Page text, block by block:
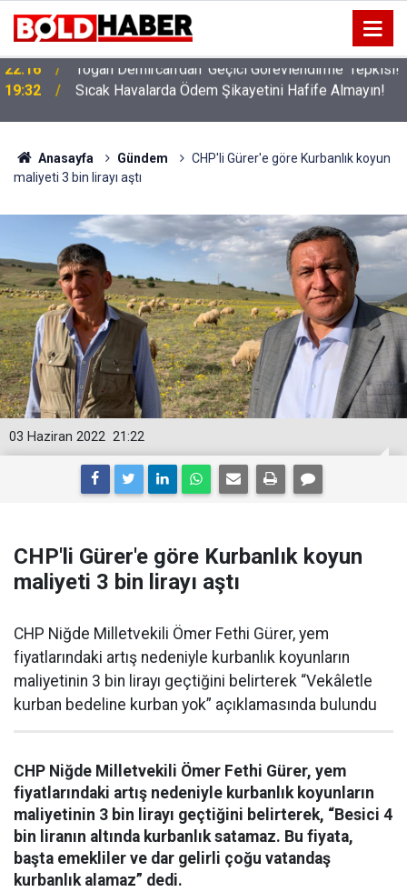
19:32 Sıcak Havalarda Ödem Şikayetini Hafife Almayın!
Anasayfa Gündem
CHP'li Gürer'e göre Kurbanlık koyun
maliyeti 3 bin lirayı aştı
21:22
03 Haziran 2022
CHP'li Gürer'e göre Kurbanlık koyun
maliyeti 3 bin lirayı aştı
CHP Niğde Milletvekili Ömer Fethi Gürer, yem
fiyatlarındaki artış nedeniyle kurbanlık koyunların
maliyetinin 3 bin lirayı geçtiğini belirterek “Vekâletle
kurban bedeline kurban yok” açıklamasında bulundu
CHP Niğde Milletvekili Ömer Fethi Gürer, yem
fiyatlarındaki artış nedeniyle kurbanlık koyunların
maliyetinin 3 bin lirayı geçtiğini belirterek, “Besici 4
bin liranın altında kurbanlık satamaz. Bu fiyata,
başta emekliler ve dar gelirli çoğu vatandaş
kurbanlık alamaz” dedi.